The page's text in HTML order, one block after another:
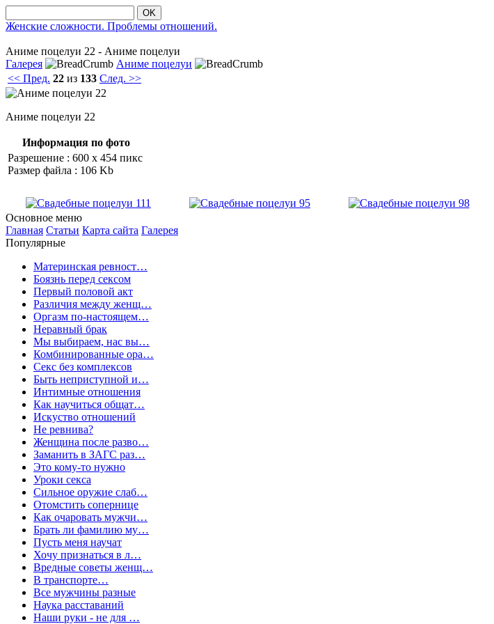
OK
Женские сложности. Проблемы отношений.
Аниме пοцелуи 22 - Аниме пοцелуи
Галерея
Аниме поцелуи
<< Пред. 22 из 133 След. >>
Аниме пοцелуи 22
Информация по фото
Разрешение : 600 x 454 пикс
Размер файла : 106 Kb
Основное меню
Главная Статьи Карта сайта Галерея
Популярные
Материнская ревност…
Боязнь перед сексом
Первый половой акт
Различия между женщ…
Оргазм по-настоящем…
Неравный брак
Мы выбираем, нас вы…
Комбинированные ора…
Секс без комплексов
Быть неприступной и…
Интимные отношения
Как научиться общат…
Искуство отношений
Не ревнива?
Женщина после разво…
Заманить в ЗАГС раз…
Это кому-то нужно
Уроки секса
Сильное оружие слаб…
Отомстить сопернице
Как очаровать мужчи…
Брать ли фамилию му…
Пусть меня научат
Хочу признаться в л…
Вредные советы женщ…
В транспорте…
Все мужчины разные
Наука расставаний
Наши руки - не для …